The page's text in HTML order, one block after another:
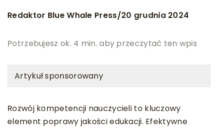
Redaktor Blue Whale Press/20 grudnia 2024
Potrzebujesz ok. 4 min. aby przeczytać ten wpis
Artykuł sponsorowany
Rozwój kompetencji nauczycieli to kluczowy
element poprawy jakości edukacji. Efektywne